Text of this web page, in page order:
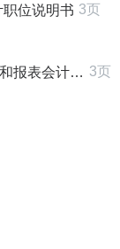
位说明书 3页
职务说明书 3页